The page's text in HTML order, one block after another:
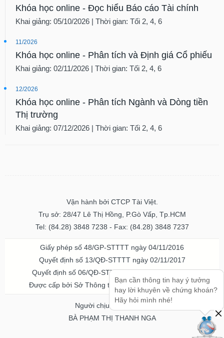
Khóa học online - Đọc hiểu Báo cáo Tài chính
Khai giảng: 05/10/2026 | Thời gian: Tối 2, 4, 6
11/2026
Khóa học online - Phân tích và Định giá Cổ phiếu
Khai giảng: 02/11/2026 | Thời gian: Tối 2, 4, 6
12/2026
Khóa học online - Phân tích Ngành và Dòng tiền
Thị trường
Khai giảng: 07/12/2026 | Thời gian: Tối 2, 4, 6
Vận hành bởi CTCP Tài Việt.
Trụ sở: 28/47 Lê Thị Hồng, P.Gò Vấp, Tp.HCM
Tel: (84.28) 3848 7238 - Fax: (84.28) 3848 7237
Giấy phép số 48/GP-STTTT ngày 04/11/2016
Quyết định số 13/QĐ-STTTT ngày 02/11/2017
Quyết định số 06/QĐ-STTTT-ICP ngày 20/07/2023
Được cấp bởi Sở Thông tin và Truyền thông TPHCM
Người chịu trách nhiệm
BÀ PHẠM THỊ THANH NGA
Bạn cần thông tin hay ý tưởng
hay lời khuyên về chứng khoán?
Hãy hỏi mình nhé!